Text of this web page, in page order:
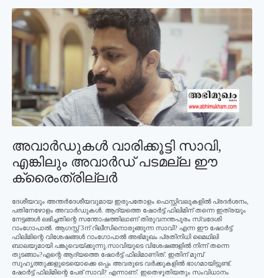
അവാര്‍ഡുകള്‍ വാരിക്കൂട്ടി സാവി,
എങ്കിലും അവാര്‍ഡ് പടമല്ല ഈ
ക്രൈംത്രില്ലര്‍
ദേശീയവും അന്തര്‍ദേശീയവുമായ ഇരുപതോളം ഫെസ്റ്റിവലുകളില്‍ പ്രദര്‍ശനം,
പതിനേഴോളം അവാര്‍ഡുകള്‍. ആദ്യത്തെ ഷോര്‍ട്ട് ഫിലിമിന് തന്നെ ഇത്രയും
നേട്ടങ്ങള്‍ ലഭിച്ചതിന്റെ സന്തോഷത്തിലാണ് തിരുവനന്തപുരം സ്വദേശി
റാംഗോപാല്‍. ആഗസ്റ്റ് 3ന് റിലീസിനൊരുങ്ങുന്ന സാവി? എന്ന ഈ ഷോര്‍ട്ട്
ഫിലിമിന്റെ വിശേഷങ്ങള്‍ റാംഗോപാല്‍ അഭിമുഖം പ്രതിനിധി മൈഥിലി
ബാലയുമായി പങ്കുവെയ്ക്കുന്നു.സാവിയുടെ വിശേഷങ്ങളില്‍ നിന്ന് തന്നെ
തുടങ്ങാം?എന്റെ ആദ്യത്തെ ഷോര്‍ട്ട് ഫിലിമാണിത്. ഇതിന് മുമ്പ്
സുഹൃത്തുക്കളുടെയൊക്കെ ഒപ്പം അവരുടെ വര്‍ക്കുകളില്‍ ഭാഗമായിട്ടുണ്ട്.
ഷോര്‍ട്ട് ഫിലിമിന്റെ പേര് സാവി? എന്നാണ്. ഇതെഴുതിയതും സംവിധാനം